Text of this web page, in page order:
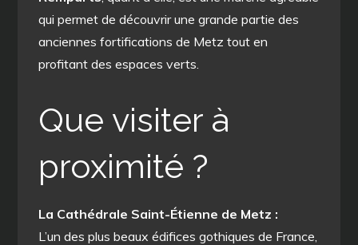
qui permet de découvrir une grande partie des
anciennes fortifications de Metz tout en
profitant des espaces verts.
Que visiter à
proximité ?
La Cathédrale Saint-Étienne de Metz :
L’un des plus beaux édifices gothiques de France,